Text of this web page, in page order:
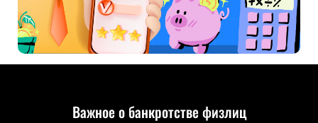
Важное о банкротстве физлиц